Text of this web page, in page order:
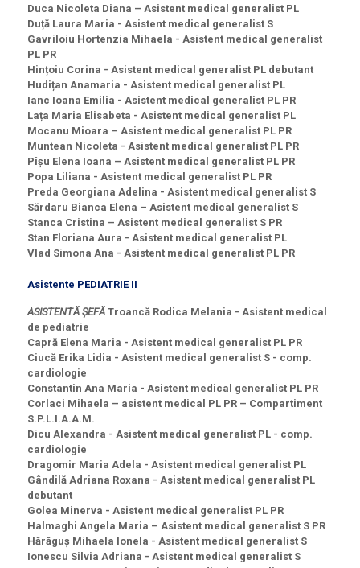
Duca Nicoleta Diana – Asistent medical generalist PL
Duță Laura Maria - Asistent medical generalist S
Gavriloiu Hortenzia Mihaela - Asistent medical generalist
PL PR
Hințoiu Corina - Asistent medical generalist PL debutant
Hudițan Anamaria - Asistent medical generalist PL
Ianc Ioana Emilia - Asistent medical generalist PL PR
Lața Maria Elisabeta - Asistent medical generalist PL
Mocanu Mioara – Asistent medical generalist PL PR
Muntean Nicoleta - Asistent medical generalist PL PR
Pîșu Elena Ioana – Asistent medical generalist PL PR
Popa Liliana - Asistent medical generalist PL PR
Preda Georgiana Adelina - Asistent medical generalist S
Sărdaru Bianca Elena – Asistent medical generalist S
Stanca Cristina – Asistent medical generalist S PR
Stan Floriana Aura - Asistent medical generalist PL
Vlad Simona Ana - Asistent medical generalist PL PR
Asistente PEDIATRIE II
ASISTENTĂ ȘEFĂTroancă Rodica Melania - Asistent medical
de pediatrie
Capră Elena Maria - Asistent medical generalist PL PR
Ciucă Erika Lidia - Asistent medical generalist S - comp.
cardiologie
Constantin Ana Maria - Asistent medical generalist PL PR
Corlaci Mihaela – asistent medical PL PR – Compartiment
S.P.L.I.A.A.M.
Dicu Alexandra - Asistent medical generalist PL - comp.
cardiologie
Dragomir Maria Adela - Asistent medical generalist PL
Gândilă Adriana Roxana - Asistent medical generalist PL
debutant
Golea Minerva - Asistent medical generalist PL PR
Halmaghi Angela Maria – Asistent medical generalist S PR
Hărăguș Mihaela Ionela - Asistent medical generalist S
Ionescu Silvia Adriana - Asistent medical generalist S